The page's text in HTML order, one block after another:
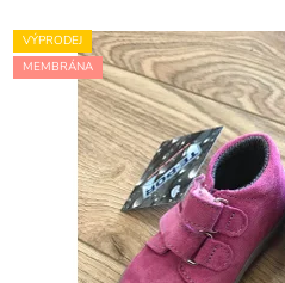
VÝPRODEJ
MEMBRÁNA